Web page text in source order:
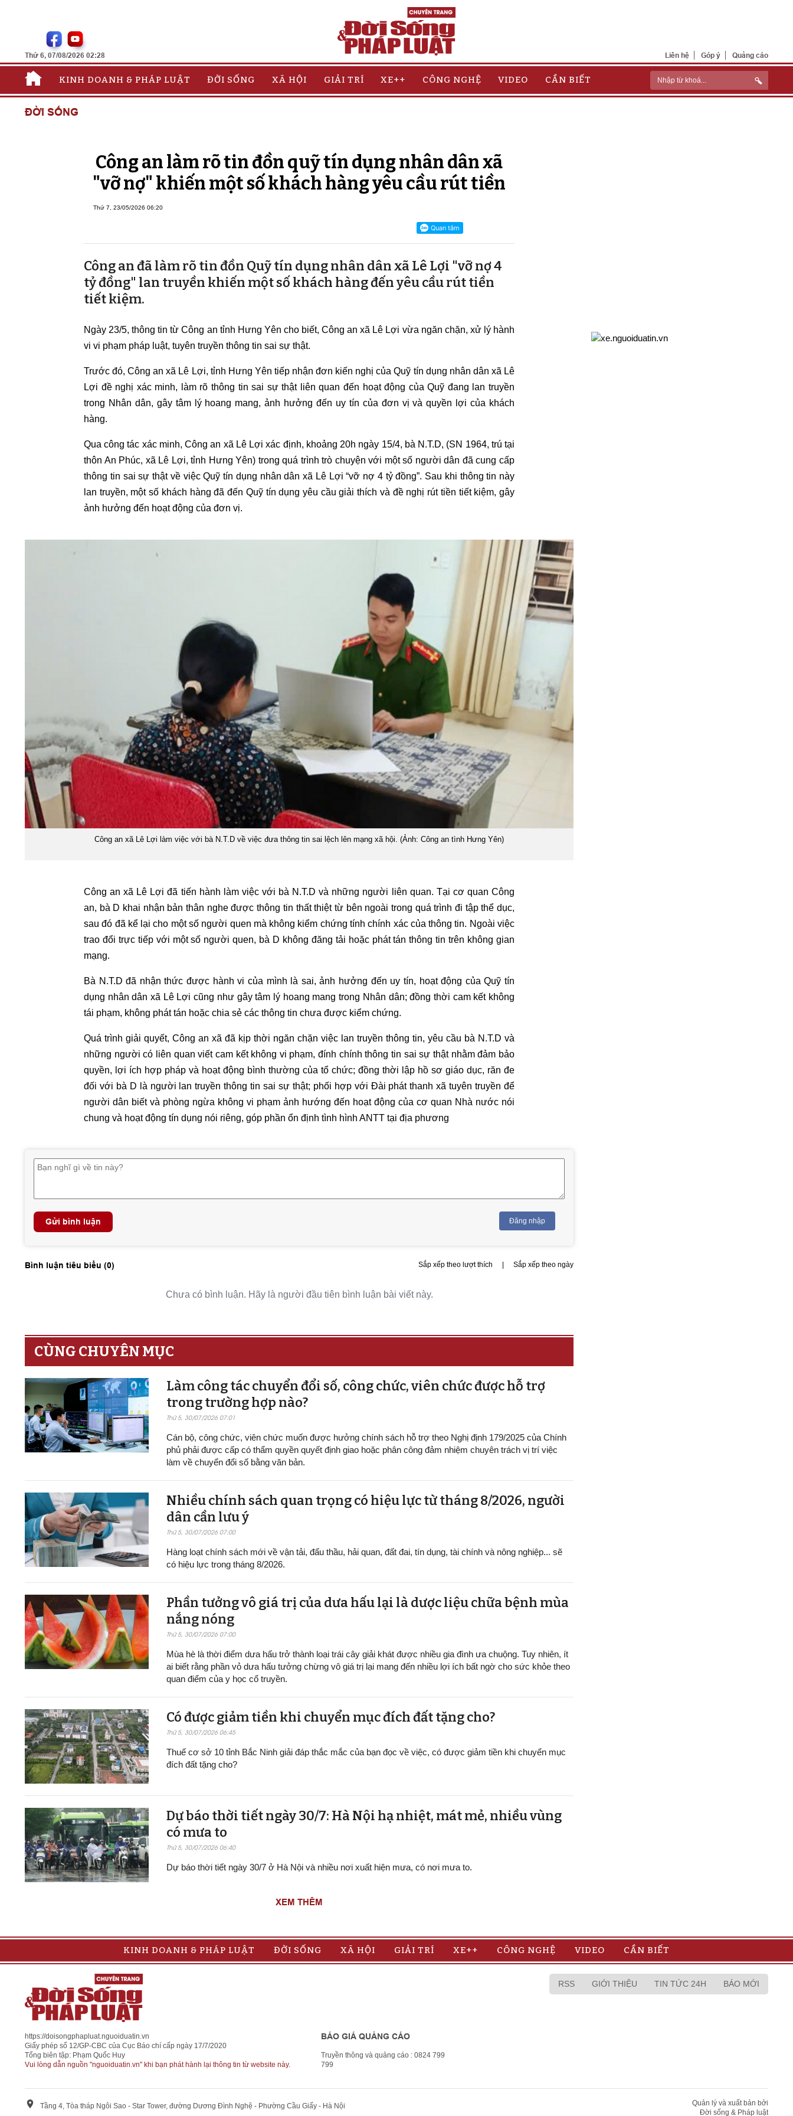
Thứ 6, 07/08/2026 02:28 Liên hệ Góp ý Quảng cáo
KINH DOANH & PHÁP LUẬT ĐỜI SỐNG XÃ HỘI GIẢI TRÍ XE++ CÔNG NGHỆ VIDEO CẦN BIẾT
ĐỜI SỐNG
Công an làm rõ tin đồn quỹ tín dụng nhân dân xã
"vỡ nợ" khiến một số khách hàng yêu cầu rút tiền
Thứ 7, 23/05/2026 06:20
Công an đã làm rõ tin đồn Quỹ tín dụng nhân dân xã Lê Lợi "vỡ nợ 4
tỷ đồng" lan truyền khiến một số khách hàng đến yêu cầu rút tiền
tiết kiệm.
Ngày 23/5, thông tin từ Công an tỉnh Hưng Yên cho biết, Công an xã Lê Lợi vừa ngăn chặn, xử lý hành
vi vi phạm pháp luật, tuyên truyền thông tin sai sự thật.
Trước đó, Công an xã Lê Lợi, tỉnh Hưng Yên tiếp nhận đơn kiến nghị của Quỹ tín dụng nhân dân xã Lê
Lợi đề nghị xác minh, làm rõ thông tin sai sự thật liên quan đến hoạt động của Quỹ đang lan truyền
trong Nhân dân, gây tâm lý hoang mang, ảnh hưởng đến uy tín của đơn vị và quyền lợi của khách
hàng.
Qua công tác xác minh, Công an xã Lê Lợi xác định, khoảng 20h ngày 15/4, bà N.T.D, (SN 1964, trú tại
thôn An Phúc, xã Lê Lợi, tỉnh Hưng Yên) trong quá trình trò chuyện với một số người dân đã cung cấp
thông tin sai sự thật về việc Quỹ tín dụng nhân dân xã Lê Lợi “vỡ nợ 4 tỷ đồng”. Sau khi thông tin này
lan truyền, một số khách hàng đã đến Quỹ tín dụng yêu cầu giải thích và đề nghị rút tiền tiết kiệm, gây
ảnh hưởng đến hoạt động của đơn vị.
Công an xã Lê Lợi làm việc với bà N.T.D về việc đưa thông tin sai lệch lên mạng xã hội. (Ảnh: Công an tình Hưng Yên)
Công an xã Lê Lợi đã tiến hành làm việc với bà N.T.D và những người liên quan. Tại cơ quan Công
an, bà D khai nhận bản thân nghe được thông tin thất thiệt từ bên ngoài trong quá trình đi tập thể dục,
sau đó đã kể lại cho một số người quen mà không kiểm chứng tính chính xác của thông tin. Ngoài việc
trao đổi trực tiếp với một số người quen, bà D không đăng tải hoặc phát tán thông tin trên không gian
mạng.
Bà N.T.D đã nhận thức được hành vi của mình là sai, ảnh hưởng đến uy tín, hoạt động của Quỹ tín
dụng nhân dân xã Lê Lợi cũng như gây tâm lý hoang mang trong Nhân dân; đồng thời cam kết không
tái phạm, không phát tán hoặc chia sẻ các thông tin chưa được kiểm chứng.
Quá trình giải quyết, Công an xã đã kịp thời ngăn chặn việc lan truyền thông tin, yêu cầu bà N.T.D và
những người có liên quan viết cam kết không vi phạm, đính chính thông tin sai sự thật nhằm đảm bảo
quyền, lợi ích hợp pháp và hoạt động bình thường của tổ chức; đồng thời lập hồ sơ giáo dục, răn đe
đối với bà D là người lan truyền thông tin sai sự thật; phối hợp với Đài phát thanh xã tuyên truyền để
người dân biết và phòng ngừa không vi phạm ảnh hướng đến hoạt động của cơ quan Nhà nước nói
chung và hoạt động tín dụng nói riêng, góp phần ổn định tình hình ANTT tại địa phương
Gửi bình luận Đăng nhập
Bình luận tiêu biểu (0) Sắp xếp theo lượt thích | Sắp xếp theo ngày
Chưa có bình luận. Hãy là người đầu tiên bình luận bài viết này.
CÙNG CHUYÊN MỤC
Làm công tác chuyển đổi số, công chức, viên chức được hỗ trợ
trong trường hợp nào?
Thứ 5, 30/07/2026 07:01
Cán bộ, công chức, viên chức muốn được hưởng chính sách hỗ trợ theo Nghị định 179/2025 của Chính
phủ phải được cấp có thẩm quyền quyết định giao hoặc phân công đảm nhiệm chuyên trách vị trí việc
làm về chuyển đổi số bằng văn bản.
Nhiều chính sách quan trọng có hiệu lực từ tháng 8/2026, người
dân cần lưu ý
Thứ 5, 30/07/2026 07:00
Hàng loạt chính sách mới về vận tải, đấu thầu, hải quan, đất đai, tín dụng, tài chính và nông nghiệp... sẽ
có hiệu lực trong tháng 8/2026.
Phần tưởng vô giá trị của dưa hấu lại là dược liệu chữa bệnh mùa
nắng nóng
Thứ 5, 30/07/2026 07:00
Mùa hè là thời điểm dưa hấu trở thành loại trái cây giải khát được nhiều gia đình ưa chuộng. Tuy nhiên, ít
ai biết rằng phần vỏ dưa hấu tưởng chừng vô giá trị lại mang đến nhiều lợi ích bất ngờ cho sức khỏe theo
quan điểm của y học cổ truyền.
Có được giảm tiền khi chuyển mục đích đất tặng cho?
Thứ 5, 30/07/2026 06:45
Thuế cơ sở 10 tỉnh Bắc Ninh giải đáp thắc mắc của bạn đọc về việc, có được giảm tiền khi chuyển mục
đích đất tặng cho?
Dự báo thời tiết ngày 30/7: Hà Nội hạ nhiệt, mát mẻ, nhiều vùng
có mưa to
Thứ 5, 30/07/2026 06:40
Dự báo thời tiết ngày 30/7 ở Hà Nội và nhiều nơi xuất hiện mưa, có nơi mưa to.
XEM THÊM
KINH DOANH & PHÁP LUẬT ĐỜI SỐNG XÃ HỘI GIẢI TRÍ XE++ CÔNG NGHỆ VIDEO CẦN BIẾT
https://doisongphapluat.nguoiduatin.vn
Giấy phép số 12/GP-CBC của Cục Báo chí cấp ngày 17/7/2020
Tổng biên tập: Phạm Quốc Huy
Vui lòng dẫn nguồn "nguoiduatin.vn" khi bạn phát hành lại thông tin từ website này.
BÁO GIÁ QUẢNG CÁO
Truyền thông và quảng cáo : 0824 799
799
RSS GIỚI THIỆU TIN TỨC 24H BÁO MỚI
Tầng 4, Tòa tháp Ngôi Sao - Star Tower, đường Dương Đình Nghệ - Phường Cầu Giấy - Hà Nội
Quản lý và xuất bản bởi
Đời sống & Pháp luật